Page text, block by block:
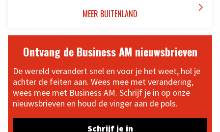
MEER BUITENLAND 
Ontvang de Business AM nieuwsbrieven
De wereld verandert snel en voor je het weet, hol je
achter de feiten aan. Wees mee met verandering,
wees mee met Business AM. Schrijf je in op onze
nieuwsbrieven en houd de vinger aan de pols.
Schrijf je in